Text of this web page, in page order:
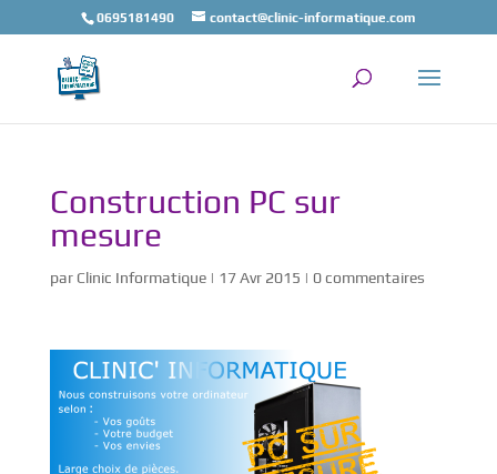
0695181490 contact@clinic-informatique.com
Construction PC sur
mesure
par Clinic Informatique| 17 Avr 2015 | 0 commentaires